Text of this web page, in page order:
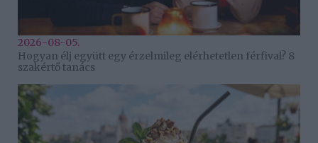
2026-08-05.
Hogyan élj együtt egy érzelmileg elérhetetlen férfival? 8
szakértő tanács